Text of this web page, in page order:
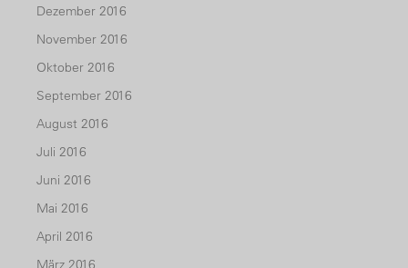
Dezember 2016
November 2016
Oktober 2016
September 2016
August 2016
Juli 2016
Juni 2016
Mai 2016
April 2016
März 2016